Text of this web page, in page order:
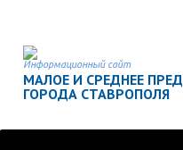
Информационный сайт
МАЛОЕ И СРЕДНЕЕ
ГОРОДА СТАВРОПОЛЯ